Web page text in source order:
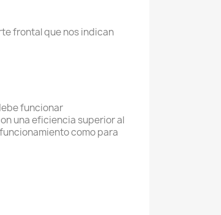
frontal que nos indican
funcionar
una eficiencia superior al
como para